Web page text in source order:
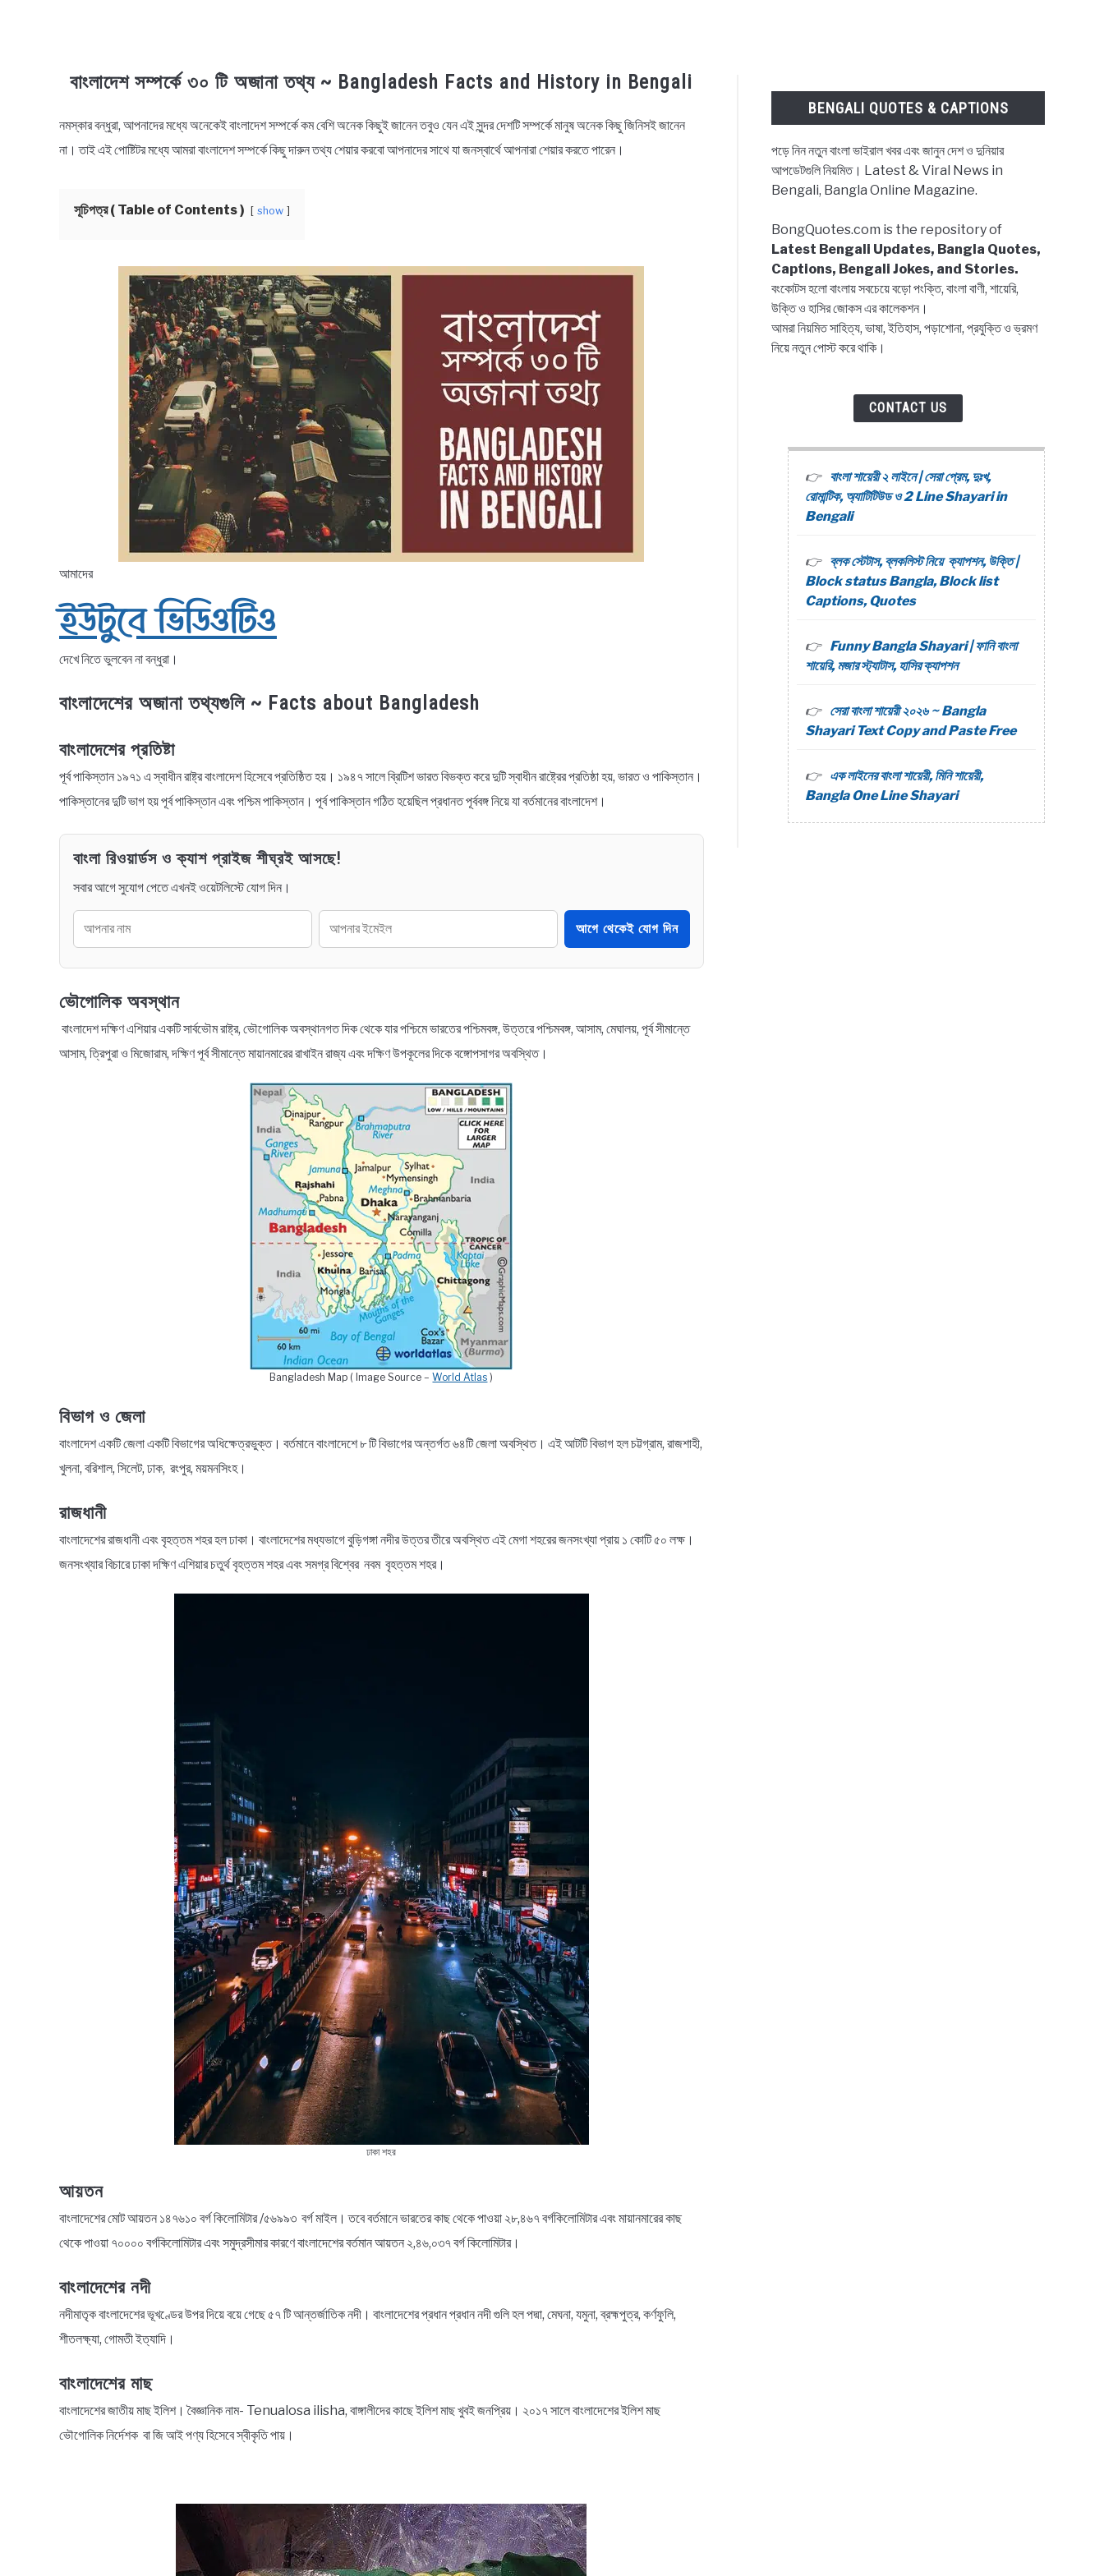
বাংলাদেশ সম্পর্কে ৩০ টি অজানা তথ্য ~ Bangladesh Facts and History in Bengali
in
Educational,Facts
নমস্কার বন্ধুরা, আপনাদের মধ্যে অনেকেই বাংলাদেশ সম্পর্কে কম বেশি অনেক কিছুই জানেন তবুও যেন এই সুন্দর দেশটি সম্পর্কে মানুষ অনেক কিছু জিনিসই জানেন
না। তাই এই পোষ্টিটর মধ্যে আমরা বাংলাদেশ সম্পর্কে কিছু দারুন তথ্য শেয়ার করবো আপনাদের সাথে যা জনস্বার্থে আপনারা শেয়ার করতে পারেন।
সূচিপত্র ( Table of Contents ) show
আমাদের
ইউটুবে ভিডিওটিও
দেখে নিতে ভুলবেন না বন্ধুরা।
বাংলাদেশের অজানা তথ্যগুলি ~ Facts about Bangladesh
বাংলাদেশের প্রতিষ্টা
পূর্ব পাকিস্তান ১৯৭১ এ স্বাধীন রাষ্ট্র বাংলাদেশ হিসেবে প্রতিষ্ঠিত হয়। ১৯৪৭ সালে ব্রিটিশ ভারত বিভক্ত করে দুটি স্বাধীন রাষ্ট্রের প্রতিষ্ঠা হয়, ভারত ও পাকিস্তান।
পাকিস্তানের দুটি ভাগ হয় পূর্ব পাকিস্তান এবং পশ্চিম পাকিস্তান। পূর্ব পাকিস্তান গঠিত হয়েছিল প্রধানত পূর্ববঙ্গ নিয়ে যা বর্তমানের বাংলাদেশ।
বাংলা রিওয়ার্ডস ও ক্যাশ প্রাইজ শীঘ্রই আসছে!
সবার আগে সুযোগ পেতে এখনই ওয়েটলিস্টে যোগ দিন।
আগে থেকেই যোগ দিন
ভৌগোলিক অবস্থান
বাংলাদেশ দক্ষিণ এশিয়ার একটি সার্বভৌম রাষ্ট্র, ভৌগোলিক অবস্থানগত দিক থেকে যার পশ্চিমে ভারতের পশ্চিমবঙ্গ, উত্তরে পশ্চিমবঙ্গ, আসাম, মেঘালয়, পূর্ব সীমান্তে
আসাম, ত্রিপুরা ও মিজোরাম, দক্ষিণ পূর্ব সীমান্তে মায়ানমারের রাখাইন রাজ্য এবং দক্ষিণ উপকূলের দিকে বঙ্গোপসাগর অবস্থিত।
Bangladesh Map ( Image Source –World Atlas )
বিভাগ ও জেলা
বাংলাদেশ একটি জেলা একটি বিভাগের অধিক্ষেত্রভুক্ত। বর্তমানে বাংলাদেশে ৮ টি বিভাগের অন্তর্গত ৬৪টি জেলা অবস্থিত। এই আটটি বিভাগ হল চট্টগ্রাম, রাজশাহী,
খুলনা, বরিশাল, সিলেট, ঢাক, রংপুর, ময়মনসিংহ।
রাজধানী
বাংলাদেশের রাজধানী এবং বৃহত্তম শহর হল ঢাকা। বাংলাদেশের মধ্যভাগে বুড়িগঙ্গা নদীর উত্তর তীরে অবস্থিত এই মেগা শহরের জনসংখ্যা প্রায় ১ কোটি ৫০ লক্ষ।
জনসংখ্যার বিচারে ঢাকা দক্ষিণ এশিয়ার চতুর্থ বৃহত্তম শহর এবং সমগ্র বিশ্বের নবম বৃহত্তম শহর।
ঢাকা শহর
আয়তন
বাংলাদেশের মোট আয়তন ১৪৭৬১০ বর্গ কিলোমিটার /৫৬৯৯৩ বর্গ মাইল। তবে বর্তমানে ভারতের কাছ থেকে পাওয়া ২৮,৪৬৭ বর্গকিলোমিটার এবং মায়ানমারের কাছ
থেকে পাওয়া ৭০০০০ বর্গকিলোমিটার এবং সমুদ্রসীমার কারণে বাংলাদেশের বর্তমান আয়তন ২,৪৬,০৩৭ বর্গ কিলোমিটার।
বাংলাদেশের নদী
নদীমাতৃক বাংলাদেশের ভূখণ্ডের উপর দিয়ে বয়ে গেছে ৫৭ টি আন্তর্জাতিক নদী। বাংলাদেশের প্রধান প্রধান নদী গুলি হল পদ্মা, মেঘনা, যমুনা, ব্রহ্মপুত্র, কর্ণফুলি,
শীতলক্ষ্যা, গোমতী ইত্যাদি।
বাংলাদেশের মাছ
বাংলাদেশের জাতীয় মাছ ইলিশ। বৈজ্ঞানিক নাম- Tenualosa ilisha, বাঙ্গালীদের কাছে ইলিশ মাছ খুবই জনপ্রিয়। ২০১৭ সালে বাংলাদেশের ইলিশ মাছ
ভৌগোলিক নির্দেশক বা জি আই পণ্য হিসেবে স্বীকৃতি পায়।
BENGALI QUOTES & CAPTIONS
পড়ে নিন নতুন বাংলা ভাইরাল খবর এবং জানুন দেশ ও দুনিয়ার
আপডেটগুলি নিয়মিত। Latest & Viral News in
Bengali, Bangla Online Magazine.
BongQuotes.com is the repository of
Latest Bengali Updates, Bangla Quotes,
Captions, Bengali Jokes, and Stories.
বংকোটস হলো বাংলায় সবচেয়ে বড়ো পংক্তি, বাংলা বাণী, শায়েরি,
উক্তি ও হাসির জোকস এর কালেকশন।
আমরা নিয়মিত সাহিত্য, ভাষা, ইতিহাস, পড়াশোনা, প্রযুক্তি ও ভ্রমণ
নিয়ে নতুন পোস্ট করে থাকি।
CONTACT US
বাংলা শায়েরী ২ লাইনে | সেরা প্রেম, দুঃখ,
রোমান্টিক, অ্যাটিটিউড ও 2 Line Shayari in
Bengali
ব্লক স্টেটাস, ব্লকলিস্ট নিয়ে ক্যাপশন, উক্তি |
Block status Bangla, Block list
Captions, Quotes
Funny Bangla Shayari | ফানি বাংলা
শায়েরি, মজার স্ট্যাটাস, হাসির ক্যাপশন
সেরা বাংলা শায়েরী ২০২৬ ~ Bangla
Shayari Text Copy and Paste Free
এক লাইনের বাংলা শায়েরী, মিনি শায়েরী,
Bangla One Line Shayari